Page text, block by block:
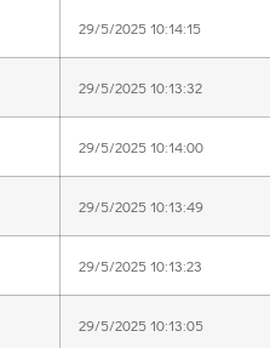
29/5/2025 10:14:15
29/5/2025 10:13:32
29/5/2025 10:14:00
29/5/2025 10:13:49
29/5/2025 10:13:23
29/5/2025 10:13:05